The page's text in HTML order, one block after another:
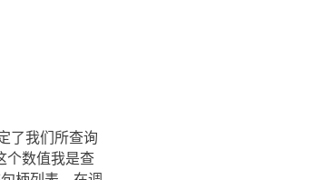
了我们所查询
数值我是查